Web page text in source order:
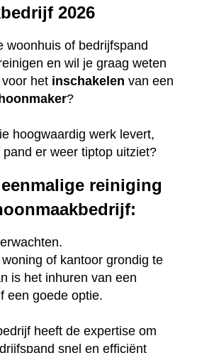
2026
woonhuis of bedrijfspand
en wil je graag weten
het inschakelen van een
?
hoogwaardig werk levert,
er weer tiptop uitziet?
reiniging
of kantoor grondig te
is het inhuren van een
een goede optie.
heeft de expertise om
snel en efficiënt